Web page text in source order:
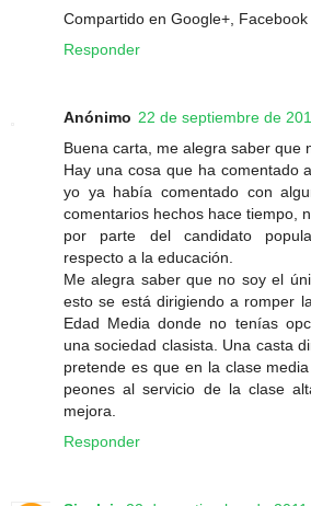
Compartido en Google+, Facebook
Responder
Anónimo 22 de septiembre de
Buena carta, me alegra saber que
Hay una cosa que ha comentado
yo ya había comentado con
comentarios hechos hace tiempo,
por parte del candidato
respecto a la educación.
Me alegra saber que no soy el
esto se está dirigiendo a romper
Edad Media donde no tenías
una sociedad clasista. Una casta
pretende es que en la clase
peones al servicio de la clase
mejora.
Responder